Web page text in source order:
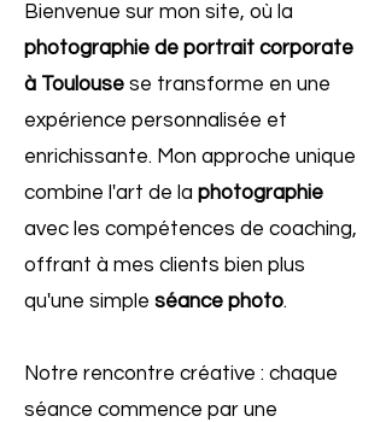
Bienvenue sur mon site, où la
photographie de portrait corporate
à Toulouse se transforme en une
expérience personnalisée et
enrichissante. Mon approche unique
combine l'art de la photographie
avec les compétences de coaching,
offrant à mes clients bien plus
qu'une simple séance photo.
Notre rencontre créative : chaque
séance commence par une